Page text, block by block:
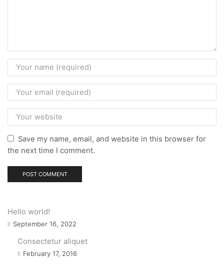
Save my name, email, and website in this browser for
the next time I comment.
Hello world!
September 16, 2022
Consectetur aliquet
February 17, 2016